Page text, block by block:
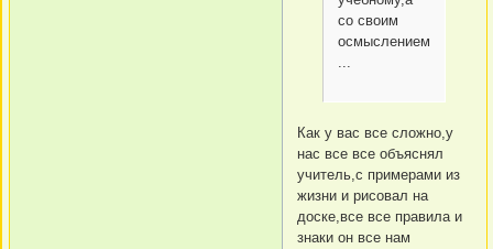
со своим
осмыслением
Как у вас все сложно,у
нас все все объяснял
учитель,с примерами из
жизни и рисовал на
доске,все все правила и
знаки он все нам